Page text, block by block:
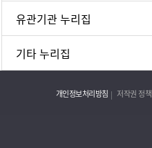
유관기관 누리집
기타 누리집
개인정보처리방침 저작권 정책